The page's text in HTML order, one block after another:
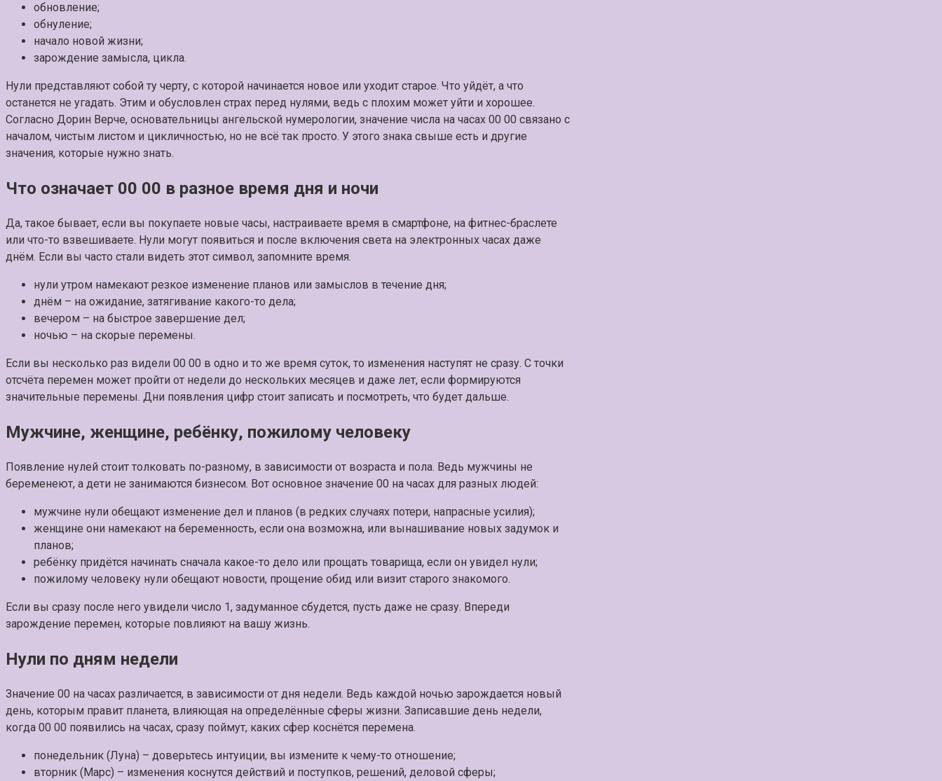
обновление;
обнуление;
начало новой жизни;
зарождение замысла, цикла.
Нули представляют собой ту черту, с которой начинается новое или уходит старое. Что уйдёт, а что
останется не угадать. Этим и обусловлен страх перед нулями, ведь с плохим может уйти и хорошее.
Согласно Дорин Верче, основательницы ангельской нумерологии, значение числа на часах 00 00 связано с
началом, чистым листом и цикличностью, но не всё так просто. У этого знака свыше есть и другие
значения, которые нужно знать.
Что означает 00 00 в разное время дня и ночи
Да, такое бывает, если вы покупаете новые часы, настраиваете время в смартфоне, на фитнес-браслете
или что-то взвешиваете. Нули могут появиться и после включения света на электронных часах даже
днём. Если вы часто стали видеть этот символ, запомните время.
нули утром намекают резкое изменение планов или замыслов в течение дня;
днём – на ожидание, затягивание какого-то дела;
вечером – на быстрое завершение дел;
ночью – на скорые перемены.
Если вы несколько раз видели 00 00 в одно и то же время суток, то изменения наступят не сразу. С точки
отсчёта перемен может пройти от недели до нескольких месяцев и даже лет, если формируются
значительные перемены. Дни появления цифр стоит записать и посмотреть, что будет дальше.
Мужчине, женщине, ребёнку, пожилому человеку
Появление нулей стоит толковать по-разному, в зависимости от возраста и пола. Ведь мужчины не
беременеют, а дети не занимаются бизнесом. Вот основное значение 00 на часах для разных людей:
мужчине нули обещают изменение дел и планов (в редких случаях потери, напрасные усилия);
женщине они намекают на беременность, если она возможна, или вынашивание новых задумок и
планов;
ребёнку придётся начинать сначала какое-то дело или прощать товарища, если он увидел нули;
пожилому человеку нули обещают новости, прощение обид или визит старого знакомого.
Если вы сразу после него увидели число 1, задуманное сбудется, пусть даже не сразу. Впереди
зарождение перемен, которые повлияют на вашу жизнь.
Нули по дням недели
Значение 00 на часах различается, в зависимости от дня недели. Ведь каждой ночью зарождается новый
день, которым правит планета, влияющая на определённые сферы жизни. Записавшие день недели,
когда 00 00 появились на часах, сразу поймут, каких сфер коснётся перемена.
понедельник (Луна) – доверьтесь интуиции, вы измените к чему-то отношение;
вторник (Марс) – изменения коснутся действий и поступков, решений, деловой сферы;